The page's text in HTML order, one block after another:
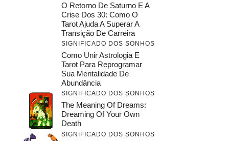
O Retorno De Saturno E A
Crise Dos 30: Como O
Tarot Ajuda A Superar A
Transição De Carreira
SIGNIFICADO DOS SONHOS
Como Unir Astrologia E
Tarot Para Reprogramar
Sua Mentalidade De
Abundância
SIGNIFICADO DOS SONHOS
The Meaning Of Dreams:
Dreaming Of Your Own
Death
SIGNIFICADO DOS SONHOS